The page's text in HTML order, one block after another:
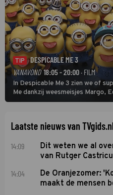
TIP
DESPICABLE ME 3
VANAVOND 18:05 - 20:00· FILM
In Despicable Me 3 zien we of
Me dankzij weesmeisjes Margo,
het rechte pad maakte, ook op
Laatste nieuws van
14:09
Dit weten we al
van Rutger
14:04
De Oranjezomer:
maakt de mensen